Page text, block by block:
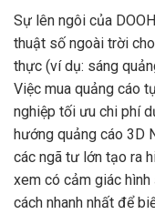
Sự lên ngôi của
thuật số ngoài trời
thực (ví dụ: sáng
Việc mua quảng cáo
nghiệp tối ưu chi phí
hướng quảng cáo 3D
các ngã tư lớn tạo ra
xem có cảm giác hình
cách nhanh nhất để